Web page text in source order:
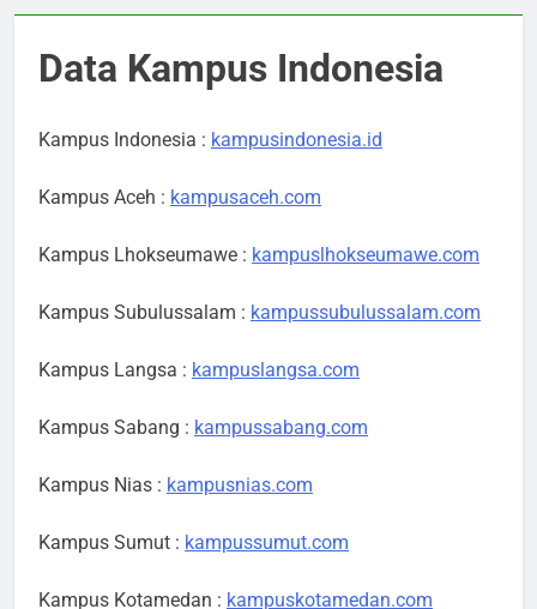
Data Kampus Indonesia
Kampus Indonesia : kampusindonesia.id
Kampus Aceh : kampusaceh.com
Kampus Lhokseumawe : kampuslhokseumawe.com
Kampus Subulussalam : kampussubulussalam.com
Kampus Langsa : kampuslangsa.com
Kampus Sabang : kampussabang.com
Kampus Nias : kampusnias.com
Kampus Sumut : kampussumut.com
Kampus Kotamedan : kampuskotamedan.com